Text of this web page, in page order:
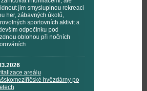
jim smysluplnou rekreaci
her, zábavných úkolů,
sportovních aktivit a
odpočinku pod
oblohou při nočních
areálu
hvězdárny po